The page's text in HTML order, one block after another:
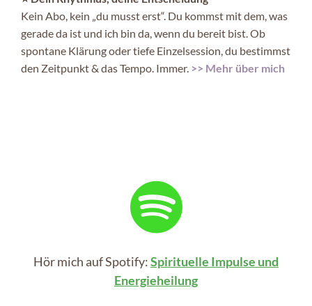
Kein Abo, kein „du musst erst“. Du kommst mit dem, was
gerade da ist und ich bin da, wenn du bereit bist. Ob
spontane Klärung oder tiefe Einzelsession, du bestimmst
den Zeitpunkt & das Tempo. Immer. >> Mehr über mich
Hör mich auf Spotify:Spirituelle Impulse und
Energieheilung